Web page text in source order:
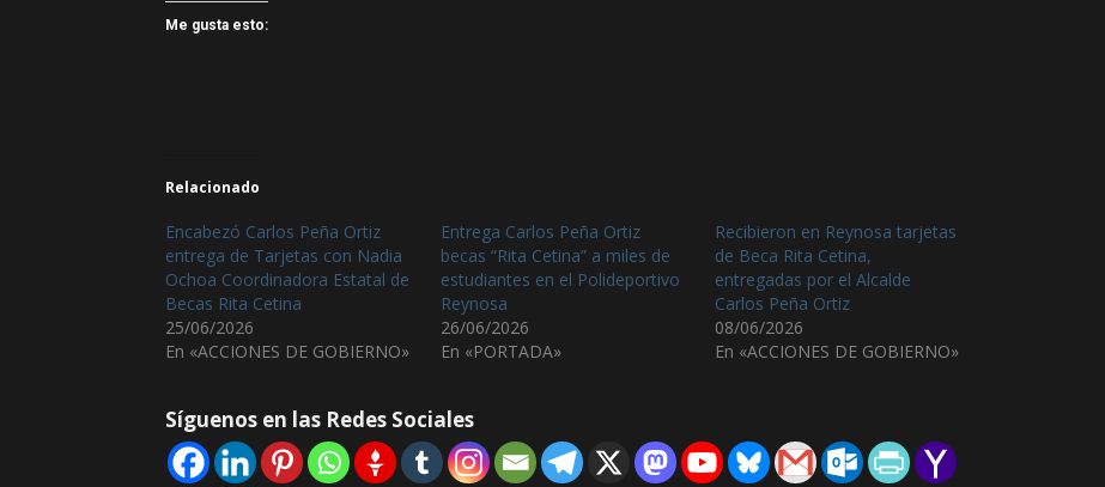
Me gusta esto:
Relacionado
Encabezó Carlos Peña Ortiz
entrega de Tarjetas con Nadia
Ochoa Coordinadora Estatal de
Becas Rita Cetina
25/06/2026
En «ACCIONES DE GOBIERNO»
Entrega Carlos Peña Ortiz
becas “Rita Cetina” a miles de
estudiantes en el Polideportivo
Reynosa
26/06/2026
En «PORTADA»
Recibieron en Reynosa tarjetas
de Beca Rita Cetina,
entregadas por el Alcalde
Carlos Peña Ortiz
08/06/2026
En «ACCIONES DE GOBIERNO»
Síguenos en las Redes Sociales